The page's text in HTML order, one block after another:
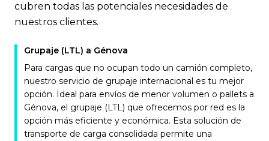
cubren todas las potenciales necesidades de
nuestros clientes.
Grupaje (LTL) a Génova
Para cargas que no ocupan todo un camión completo,
nuestro servicio de grupaje internacional es tu mejor
opción. Ideal para envíos de menor volumen o pallets a
Génova, el grupaje (LTL) que ofrecemos por red es la
opción más eficiente y económica. Esta solución de
transporte de carga consolidada permite una